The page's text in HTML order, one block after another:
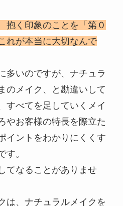
抱く印象のことを「第０
れが本当に大切なんで
多いのですが、ナチュラ
のメイク、と勘違いして
すべてを足していくメイ
やお客様の特長を際立た
イントをわかりにくくす
す。
てなることがありませ
は、ナチュラルメイクを